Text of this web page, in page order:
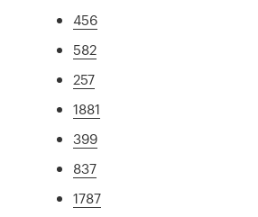
456
582
257
1881
399
837
1787